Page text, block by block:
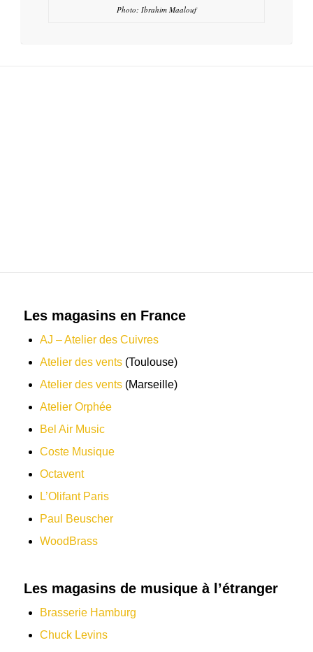
Photo: Ibrahim Maalouf
Les magasins en France
AJ – Atelier des Cuivres
Atelier des vents(Toulouse)
Atelier des vents(Marseille)
Atelier Orphée
Bel Air Music
Coste Musique
Octavent
L’Olifant Paris
Paul Beuscher
WoodBrass
Les magasins de musique à l’étranger
Brasserie Hamburg
Chuck Levins